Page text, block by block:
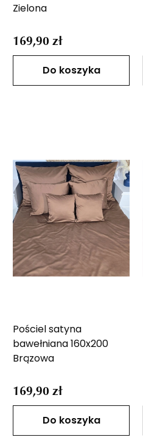
Zielona
169,90 zł
Do koszyka
Pościel satyna
bawełniana 160x200
Brązowa
169,90 zł
Do koszyka